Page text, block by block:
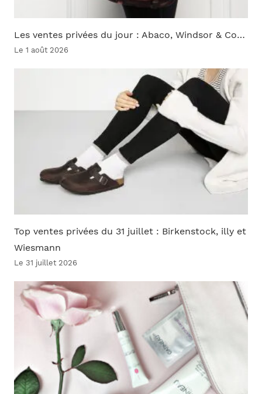
Les ventes privées du jour : Abaco, Windsor & Co…
Le 1 août 2026
Top ventes privées du 31 juillet : Birkenstock, illy et
Wiesmann
Le 31 juillet 2026